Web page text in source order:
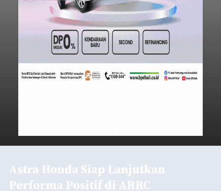
Astra Honda Siap Lanjutkan
Performa Positif di ARRC